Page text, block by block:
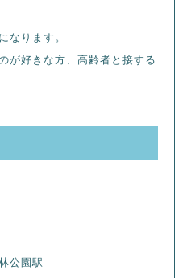
なります。
が好きな方、高齢者と接する
公園駅